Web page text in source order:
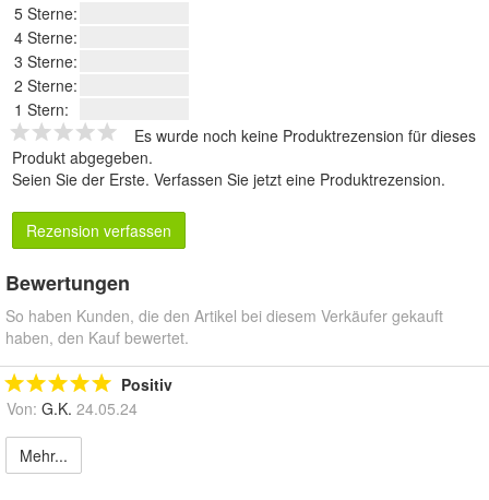
5 Sterne:
4 Sterne:
3 Sterne:
2 Sterne:
1 Stern:
Es wurde noch keine Produktrezension für dieses
Produkt abgegeben.
Seien Sie der Erste. Verfassen Sie jetzt eine Produktrezension.
Rezension verfassen
Bewertungen
So haben Kunden, die den Artikel bei diesem Verkäufer gekauft
haben, den Kauf bewertet.
Positiv
Von: G.K. 24.05.24
Mehr...